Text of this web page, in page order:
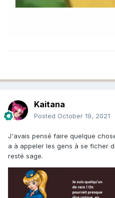
Kaitana
Posted October 19, 2021
J'avais pensé faire quelque
a à appeler les gens à se ficher
resté sage.